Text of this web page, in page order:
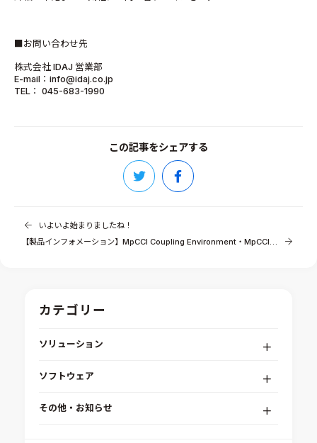
■お問い合わせ先
株式会社 IDAJ 営業部
E-mail：info@idaj.co.jp
TEL： 045-683-1990
この記事をシェアする
いよいよ始まりましたね！
【製品インフォメーション】MpCCI Coupling Environment・MpCCI FSIMapper 4.5.2-1リリース
カテゴリー
ソリューション
組込みソフトウェア開発プラットフォーム
ソフトウェア
その他・お知らせ